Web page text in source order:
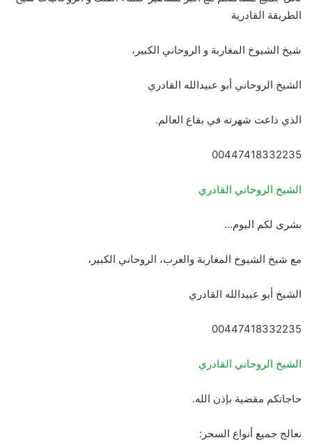
الطريقة القادرية
شيخ الشيوخ المغاربة و الروحاني الكبير،
الشيخ الروحاني أبو عبيدالله القادري
الذي ذاعت شهرته في بقاع العالم.
00447418332235
الشيخ الروحاني القادري
بشرى لكم اليوم…
مع شيخ الشيوخ المغاربة والعرب، الروحاني الكبير،
الشيخ أبو عبيدالله القادري
00447418332235
الشيخ الروحاني القادري
حاجاتكم مقضية بإذن الله.
نعالج جميع أنواع السحر: